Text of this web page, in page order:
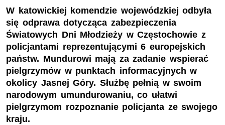
W katowickiej komendzie wojewódzkiej odbyła
się odprawa dotycząca zabezpieczenia
Światowych Dni Młodzieży w Częstochowie z
policjantami reprezentującymi 6 europejskich
państw. Mundurowi mają za zadanie wspierać
pielgrzymów w punktach informacyjnych w
okolicy Jasnej Góry. Służbę pełnią w swoim
narodowym umundurowaniu, co ułatwi
pielgrzymom rozpoznanie policjanta ze swojego
kraju.